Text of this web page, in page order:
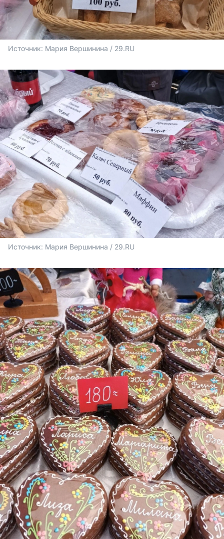
Источник: Мария Вершинина / 29.RU
Источник: Мария Вершинина / 29.RU